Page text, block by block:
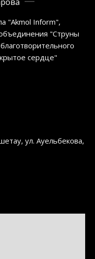
"Akmol Inform",
"Струны
сердце"
ул. Ауельбекова,